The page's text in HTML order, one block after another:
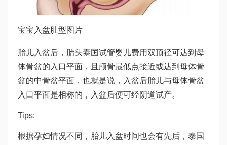
宝宝入盆肚型图片
胎儿入盆后，胎头泰国试管婴儿费用双顶径可达到母
体骨盆的入口平面，且颅骨最低点接近或达到母体骨
盆的中骨盆平面，也就是说，入盆后胎儿与母体骨盆
入口平面是相称的，入盆后便可经阴道试产。
Tips:
根据孕妇情况不同，胎儿入盆时间也会有先后， 泰国